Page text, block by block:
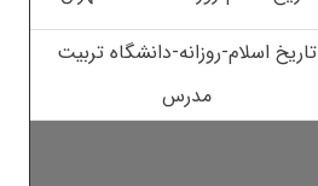
تاریخ اسلام-روزانه-دانشگاه تربیت
مدرس